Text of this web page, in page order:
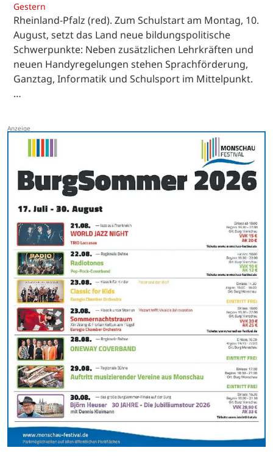
Gestern
Rheinland-Pfalz (red). Zum Schulstart am Montag, 10.
August, setzt das Land neue bildungspolitische
Schwerpunkte: Neben zusätzlichen Lehrkräften und
neuen Handyregelungen stehen Sprachförderung,
Ganztag, Informatik und Schulsport im Mittelpunkt.
…